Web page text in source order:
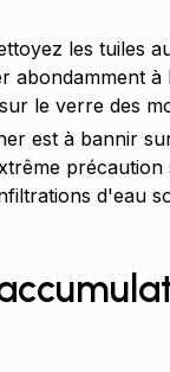
les tuiles
abondamment à
le verre des
est à bannir
précaution
d'eau